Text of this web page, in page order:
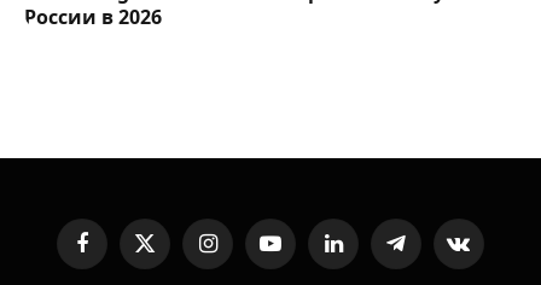
России в 2026
FacebookX
(Twitter)
InstagramYouTubeLinkedInTelegramVKontakte